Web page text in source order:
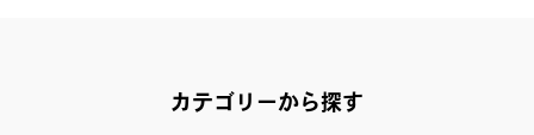
カテゴリーから探す